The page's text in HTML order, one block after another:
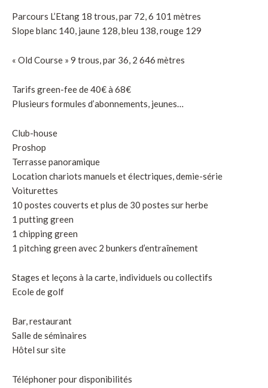
Parcours L’Etang 18 trous, par 72, 6 101 mètres
Slope blanc 140, jaune 128, bleu 138, rouge 129
« Old Course » 9 trous, par 36, 2 646 mètres
Tarifs green-fee de 40€ à 68€
Plusieurs formules d’abonnements, jeunes…
Club-house
Proshop
Terrasse panoramique
Location chariots manuels et électriques, demie-série
Voiturettes
10 postes couverts et plus de 30 postes sur herbe
1 putting green
1 chipping green
1 pitching green avec 2 bunkers d’entraînement
Stages et leçons à la carte, individuels ou collectifs
Ecole de golf
Bar, restaurant
Salle de séminaires
Hôtel sur site
Téléphoner pour disponibilités